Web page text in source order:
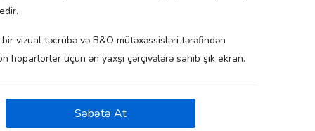
bir vizual təcrübə və B&O mütəxəssisləri tərəfindən
hoparlörler üçün ən yaxşı çərçivələrə sahib şık ekran.
Səbətə At